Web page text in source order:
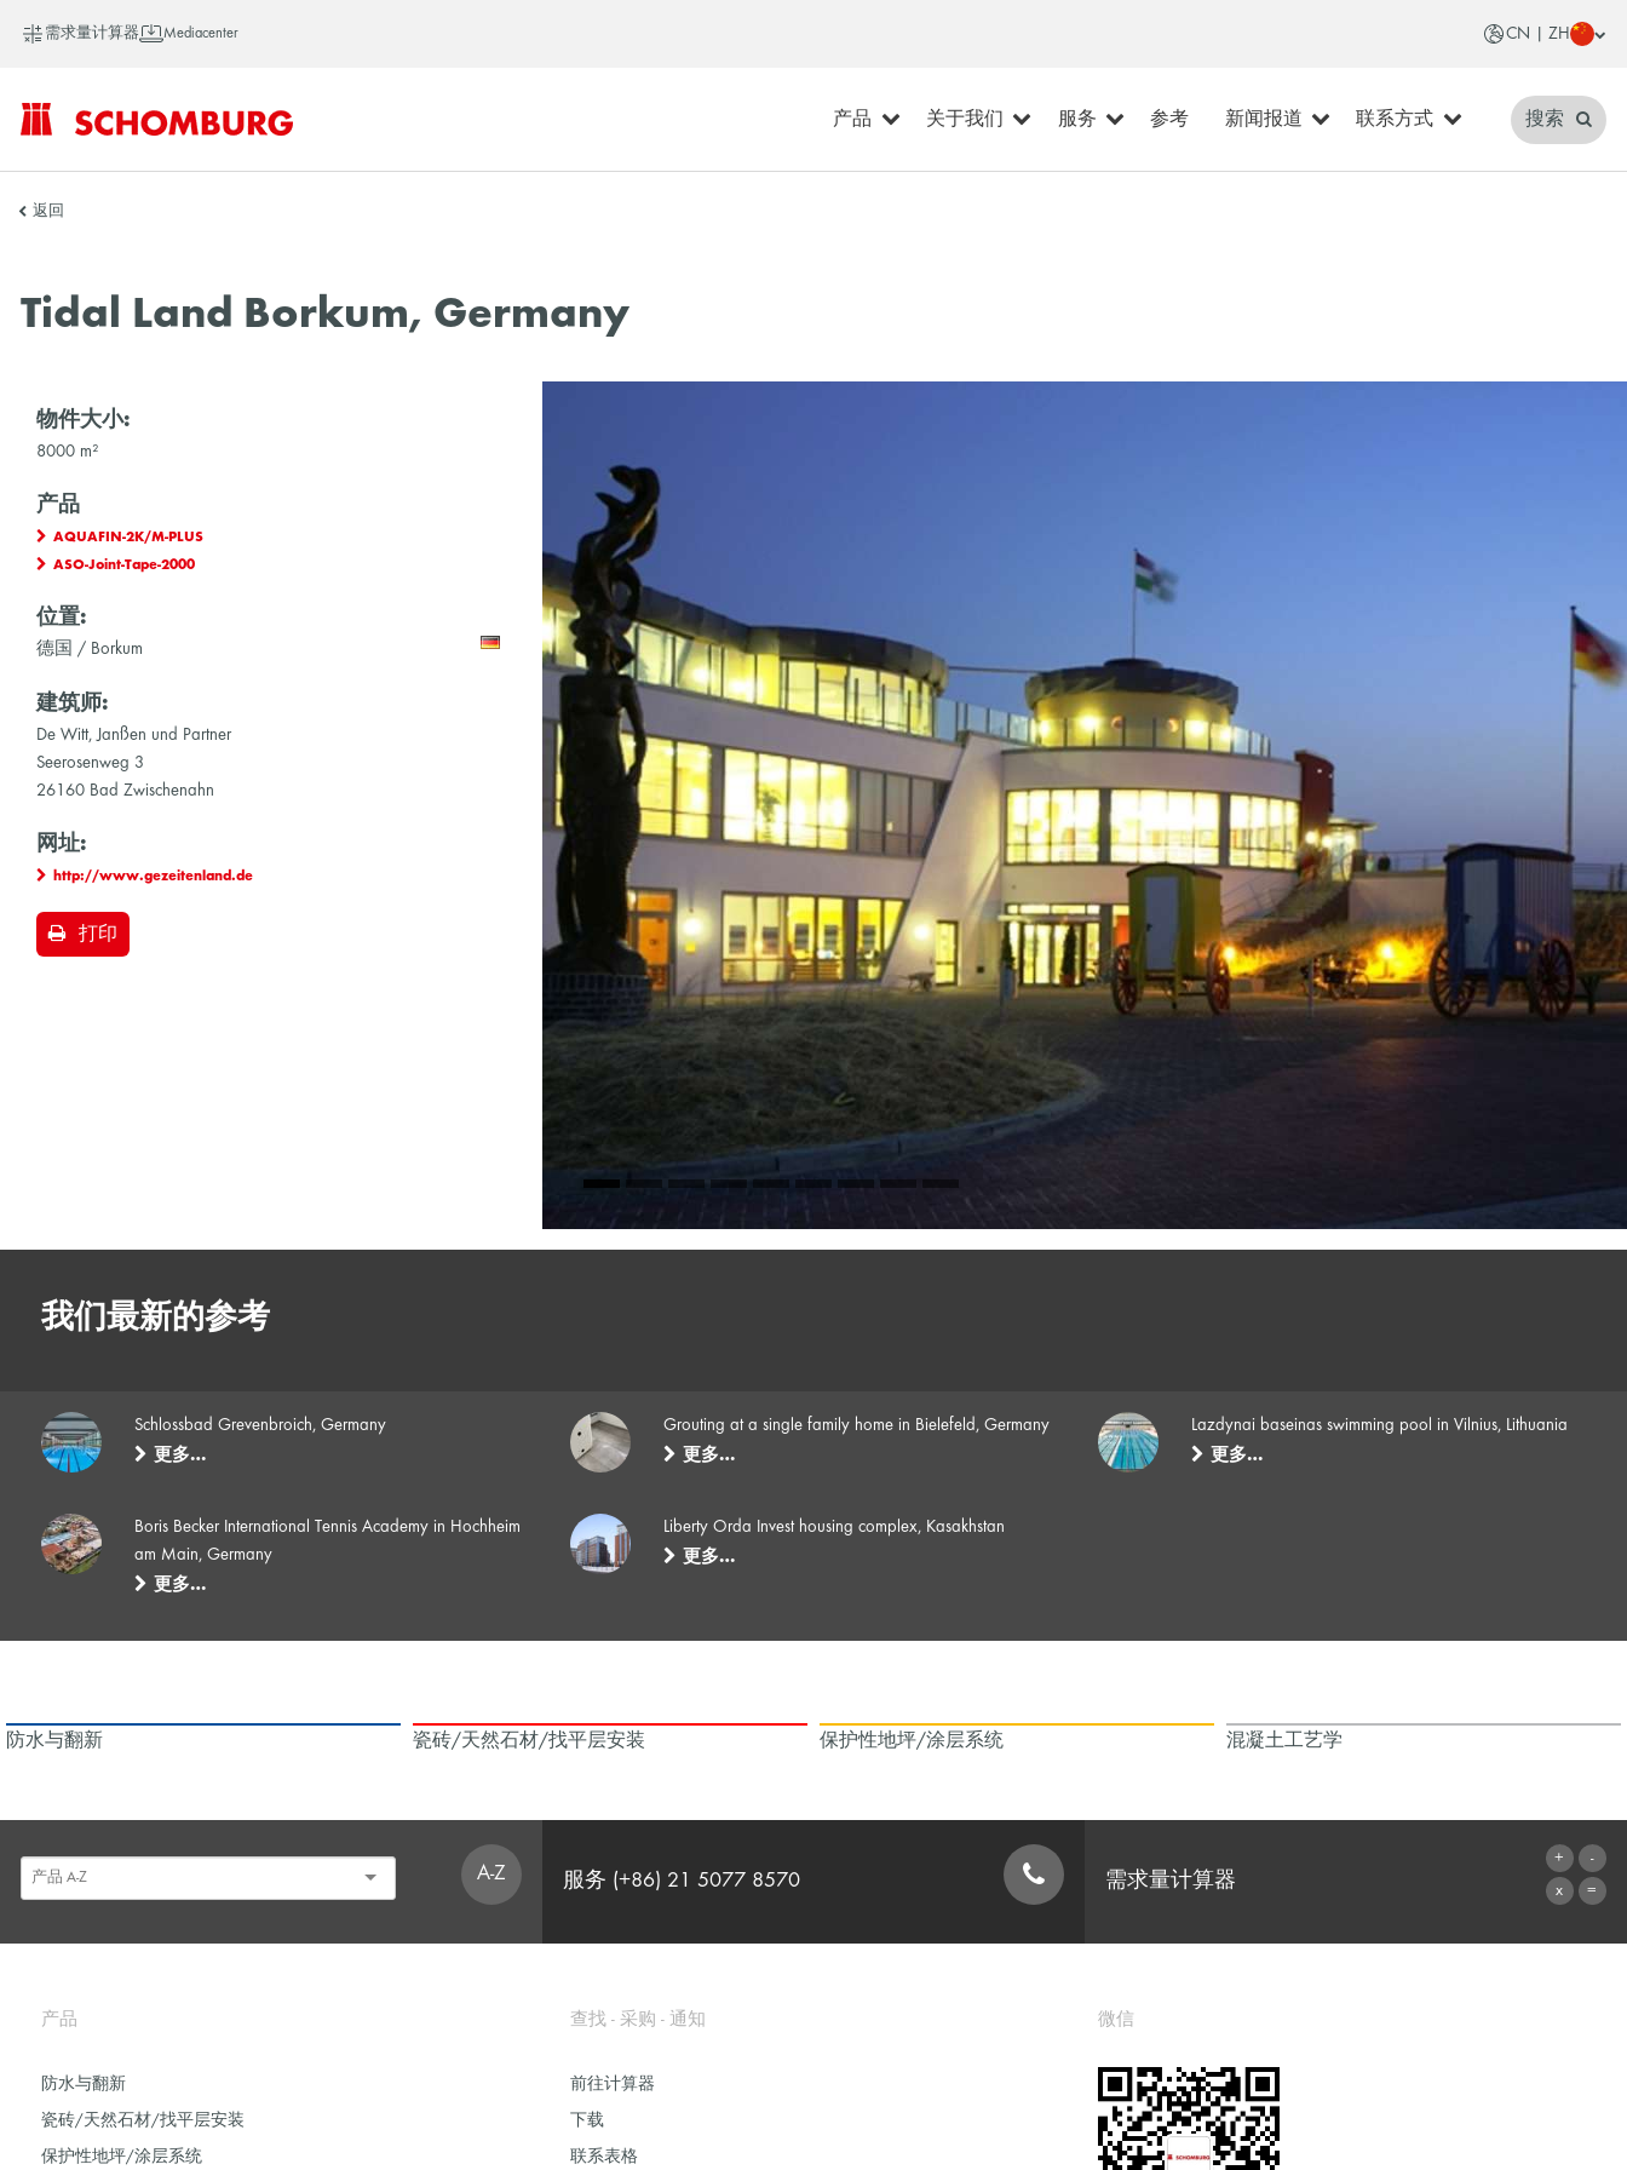
需求量计算器 Mediacenter CN | ZH
SCHOMBURG
产品 关于我们 服务 参考 新闻报道 联系方式 搜索
返回
Tidal Land Borkum, Germany
物件大小:
8000 m²
产品
AQUAFIN-2K/M-PLUS
ASO-Joint-Tape-2000
位置:
德国 / Borkum
建筑师:
De Witt, Janßen und Partner
Seerosenweg 3
26160 Bad Zwischenahn
网址:
http://www.gezeitenland.de
打印
我们最新的参考
Schlossbad Grevenbroich, Germany
更多…
Grouting at a single family home in Bielefeld, Germany
更多…
Lazdynai baseinas swimming pool in Vilnius, Lithuania
更多…
Boris Becker International Tennis Academy in Hochheim
am Main, Germany
更多…
Liberty Orda Invest housing complex, Kasakhstan
更多…
防水与翻新 瓷砖/天然石材/找平层安装 保护性地坪/涂层系统 混凝土工艺学
A-Z 服务 (+86) 21 5077 8570 需求量计算器
产品
防水与翻新
瓷砖/天然石材/找平层安装
保护性地坪/涂层系统
查找 - 采购 - 通知
前往计算器
下载
联系表格
微信